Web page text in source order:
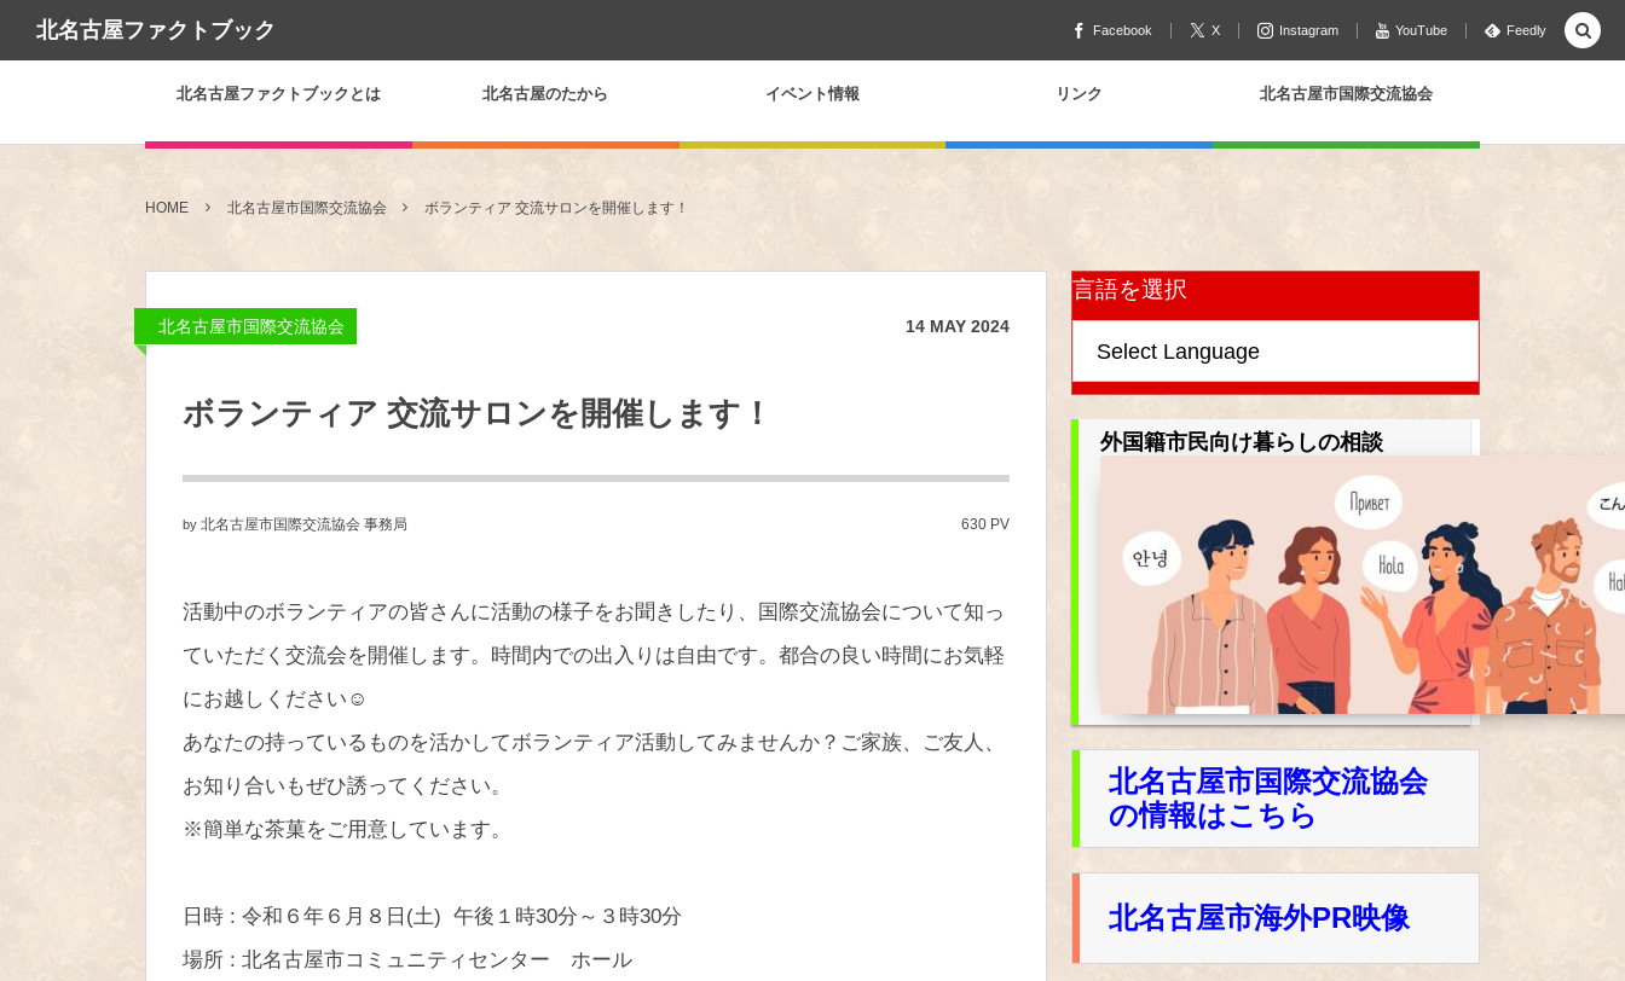
北名古屋ファクトブック Facebook X Instagram YouTube Feedly
北名古屋ファクトブックとは 北名古屋のたから イベント情報 リンク 北名古屋市国際交流協会
HOME 北名古屋市国際交流協会 ボランティア 交流サロンを開催します！
北名古屋市国際交流協会 14 MAY 2024
ボランティア 交流サロンを開催します！
by 北名古屋市国際交流協会 事務局 630 PV
活動中のボランティアの皆さんに活動の様子をお聞きしたり、国際交流協会について知っ
ていただく交流会を開催します。時間内での出入りは自由です。都合の良い時間にお気軽
にお越しください☺
あなたの持っているものを活かしてボランティア活動してみませんか？ご家族、ご友人、
お知り合いもぜひ誘ってください。
※簡単な茶菓をご用意しています。
日時 : 令和６年６月８日(土) 午後１時30分～３時30分
場所 : 北名古屋市コミュニティセンター ホール
言語を選択
外国籍市民向け暮らしの相談
北名古屋市国際交流協会
の情報はこちら
北名古屋市海外PR映像